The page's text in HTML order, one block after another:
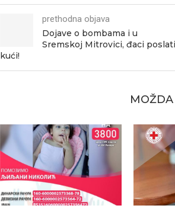
prethodna objava
Dojave o bombama i u
Sremskoj Mitrovici, đaci poslati
kući!